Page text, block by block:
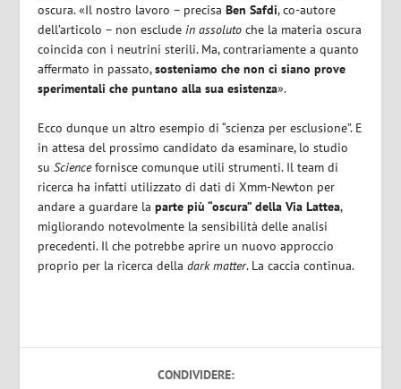
oscura. «Il nostro lavoro – precisaBen Safdi, co-autore
dell’articolo – non escludein assoluto che la materia oscura
coincida con i neutrini sterili. Ma, contrariamente a quanto
affermato in passato,sosteniamo che non ci siano prove
sperimentali che puntano alla sua esistenza».
Ecco dunque un altro esempio di “scienza per esclusione”. E
in attesa del prossimo candidato da esaminare, lo studio
suSciencefornisce comunque utili strumenti. Il team di
ricerca ha infatti utilizzato di dati di Xmm-Newton per
andare a guardare laparte più “oscura” della Via Lattea,
migliorando notevolmente la sensibilità delle analisi
precedenti. Il che potrebbe aprire un nuovo approccio
proprio per la ricerca delladark matter. La caccia continua.
CONDIVIDERE: